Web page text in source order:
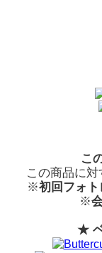
こ
この商品に対
※初回フォト
※
★